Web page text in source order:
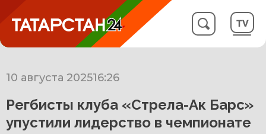
10 августа 202516:26
Регбисты клуба «Стрела-Ак Барс»
упустили лидерство в чемпионате